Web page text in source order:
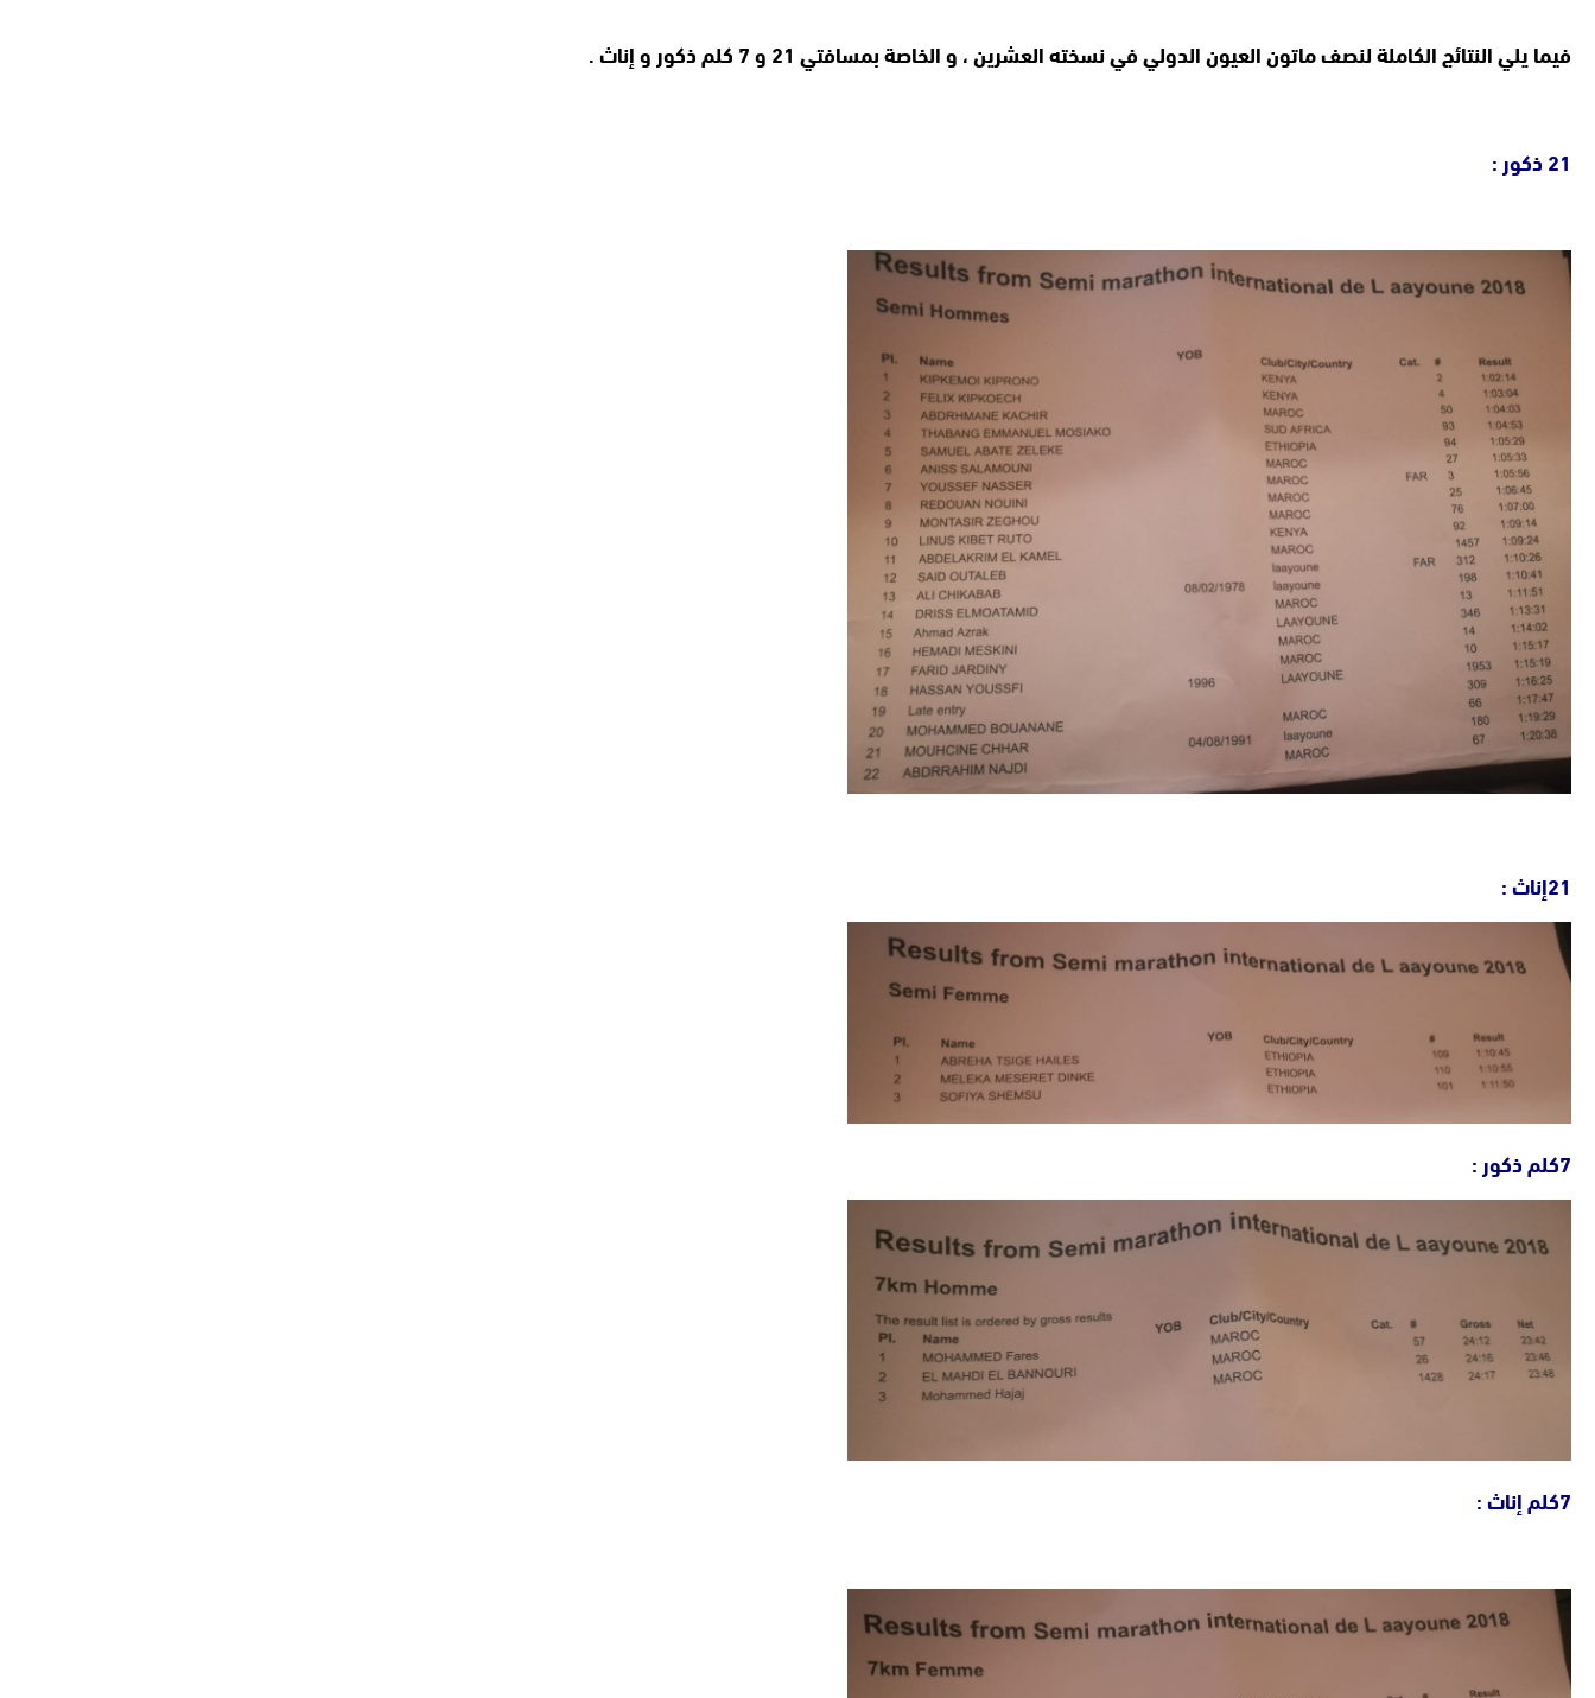
فيما يلي النتائج الكاملة لنصف ماتون العيون الدولي في نسخته العشرين ، و الخاصة بمسافتي 21 و 7 كلم ذكور و إناث .
21 ذكور :
21إناث :
7كلم ذكور :
7كلم إناث :